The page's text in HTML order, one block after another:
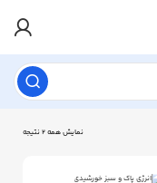
نمایش همه 2 نتیجه